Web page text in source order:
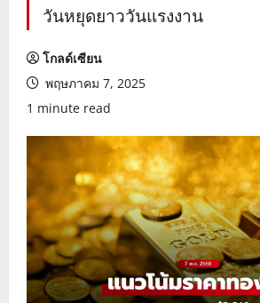
วันหยุดยาววันแรงงาน
โกลด์เซียน
พฤษภาคม 7, 2025
1 minute read